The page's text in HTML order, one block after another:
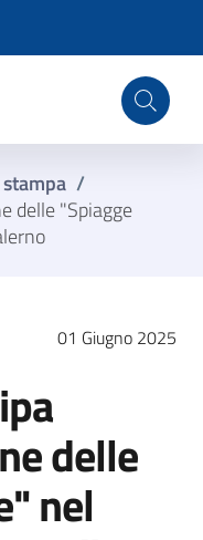
/
delle "Spiagge
01 Giugno 2025
delle
nel